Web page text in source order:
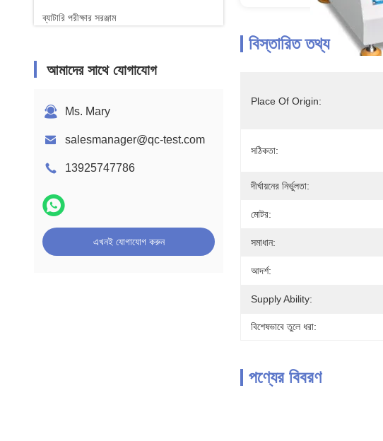
ব্যাটারি পরীক্ষার সরঞ্জাম
জ্বলনযোগ্যতা পরীক্ষার সরঞ্জাম
আমাদের সাথে যোগাযোগ
Ms. Mary
salesmanager@qc-test.com
13925747786
এখনই যোগাযোগ করুন
বিস্তারিত তথ্য
Place Of Origin:
সঠিকতা:
দীর্ঘায়নের নির্ভুলতা:
মোটর:
সমাধান:
আদর্শ:
Supply Ability:
বিশেষভাবে তুলে ধরা:
পণ্যের বিবরণ